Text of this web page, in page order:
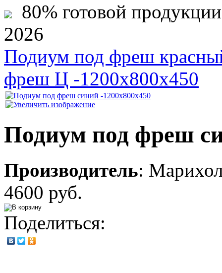
80% готовой
2026
Подиум под фреш
фреш Ц -1200х800х450
Подиум под фреш
Производитель:
4600 руб.
Поделиться: